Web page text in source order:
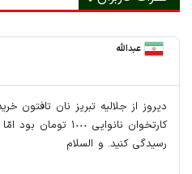
عبدالله
دیروز از جلالیه تبریز نان
رسیدگی کنید. و السلام